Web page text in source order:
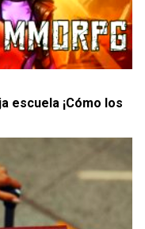
escuela ¡Cómo los